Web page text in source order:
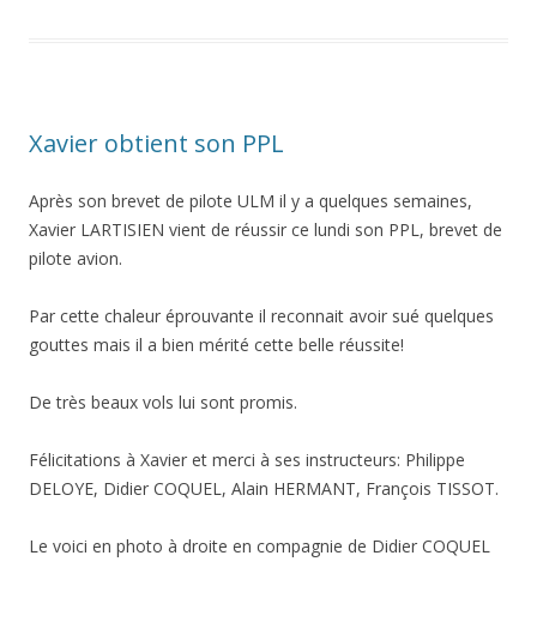
Xavier obtient son PPL
Après son brevet de pilote ULM il y a quelques semaines,
Xavier LARTISIEN vient de réussir ce lundi son PPL, brevet de
pilote avion.
Par cette chaleur éprouvante il reconnait avoir sué quelques
gouttes mais il a bien mérité cette belle réussite!
De très beaux vols lui sont promis.
Félicitations à Xavier et merci à ses instructeurs: Philippe
DELOYE, Didier COQUEL, Alain HERMANT, François TISSOT.
Le voici en photo à droite en compagnie de Didier COQUEL